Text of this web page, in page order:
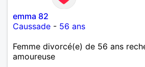
emma 82
Caussade - 56 ans
Femme divorcé(e) de 56 ans
amoureuse